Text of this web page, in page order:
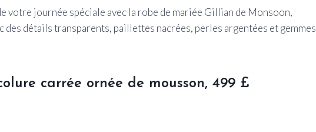
votre journée spéciale avec la robe de mariée Gillian de Monsoon,
des détails transparents, paillettes nacrées, perles argentées et gemmes
carrée ornée de mousson, 499 £